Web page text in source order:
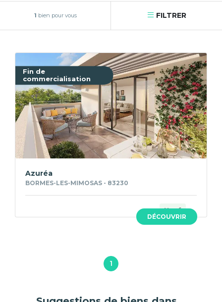
1 bien pour vous FILTRER
Fin de
commercialisation
DÉCOUVRIR
Azuréa
BORMES-LES-MIMOSAS - 83230
Neuf
1